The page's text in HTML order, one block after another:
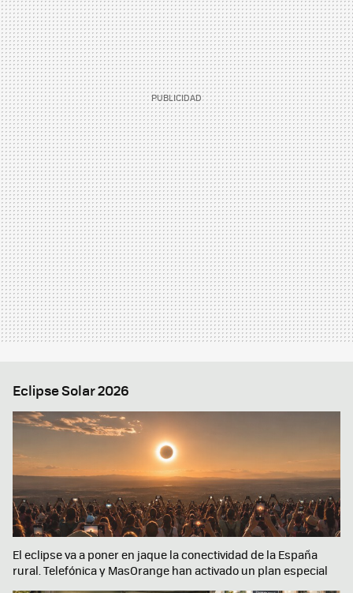
Eclipse Solar 2026
El eclipse va a poner en jaque la conectividad de la España
rural. Telefónica y MasOrange han activado un plan especial